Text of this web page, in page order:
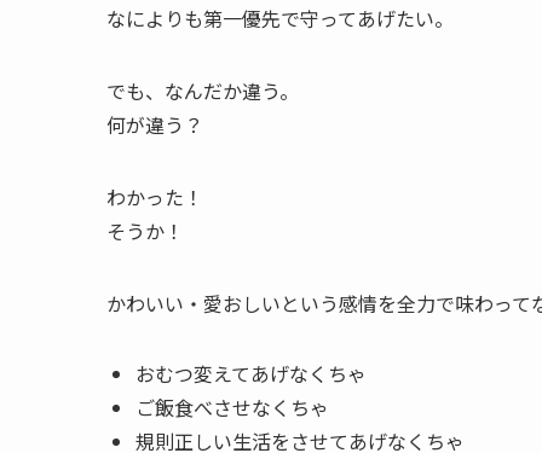
なによりも第一優先で守ってあげたい。
でも、なんだか違う。
何が違う？
わかった！
そうか！
かわいい・愛おしいという感情を全力で味わって
おむつ変えてあげなくちゃ
ご飯食べさせなくちゃ
規則正しい生活をさせてあげなくちゃ